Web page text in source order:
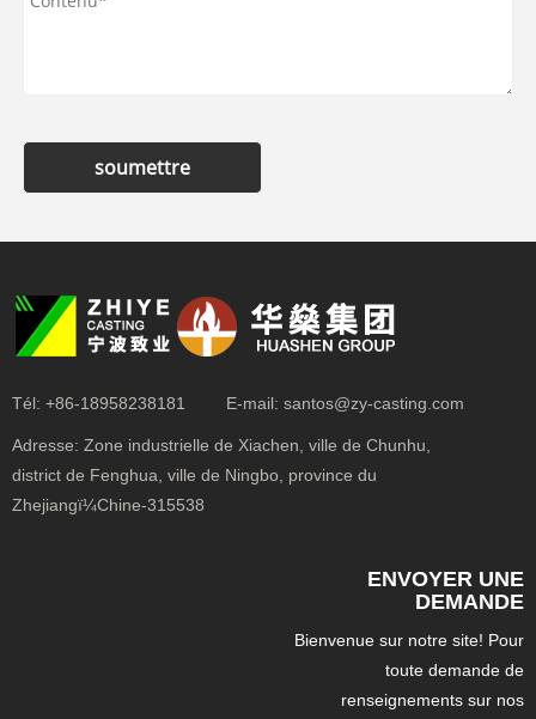
soumettre
Tél: +86-18958238181 E-mail: santos@zy-casting.com
Adresse: Zone industrielle de Xiachen, ville de Chunhu,
district de Fenghua, ville de Ningbo, province du
Zhejiangï¼Chine-315538
ENVOYER UNE
DEMANDE
Bienvenue sur notre site! Pour
toute demande de
renseignements sur nos